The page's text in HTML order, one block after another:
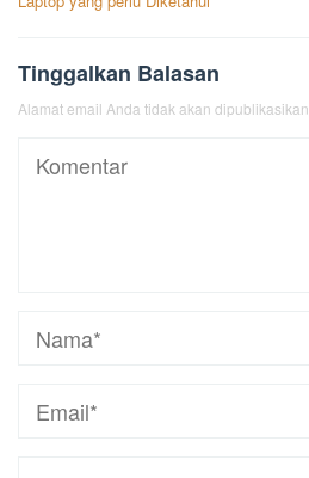
Tinggalkan Balasan
Alamat email Anda tidak akan dipublikasikan.